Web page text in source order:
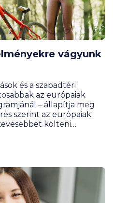
vágyunk
és a szabadtéri
az európaiak
– állapítja meg
szerint az európaiak
költeni
élményre jusson